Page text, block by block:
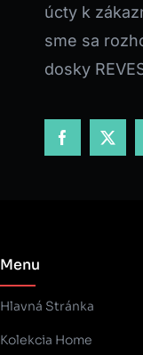
úcty k
sme sa
dosky
Menu
Hlavná Stránka
Kolekcia Home